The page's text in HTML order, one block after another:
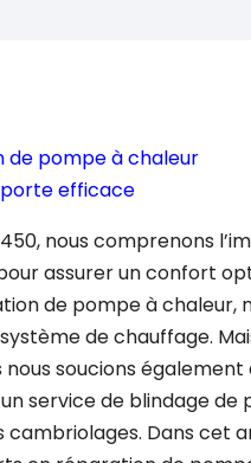
de pompe à chaleur
efficace
nous comprenons
assurer un confort
de pompe à chaleur,
de chauffage.
soucions
service de blindage
cambriolages. Dans cet